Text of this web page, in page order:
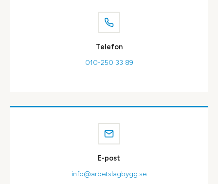
Telefon
010-250 33 89
E-post
info@arbetslagbygg.se